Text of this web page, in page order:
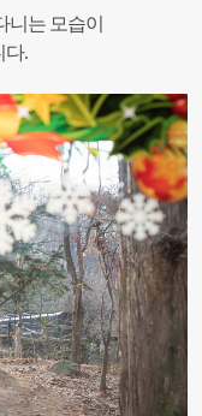
니는 모습이
다.